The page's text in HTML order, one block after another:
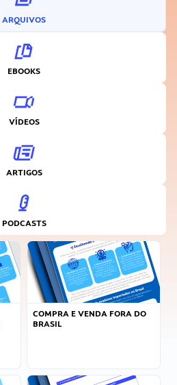
ARQUIVOS
EBOOKS
VÍDEOS
ARTIGOS
PODCASTS
COMPRA E VENDA FORA DO
BRASIL